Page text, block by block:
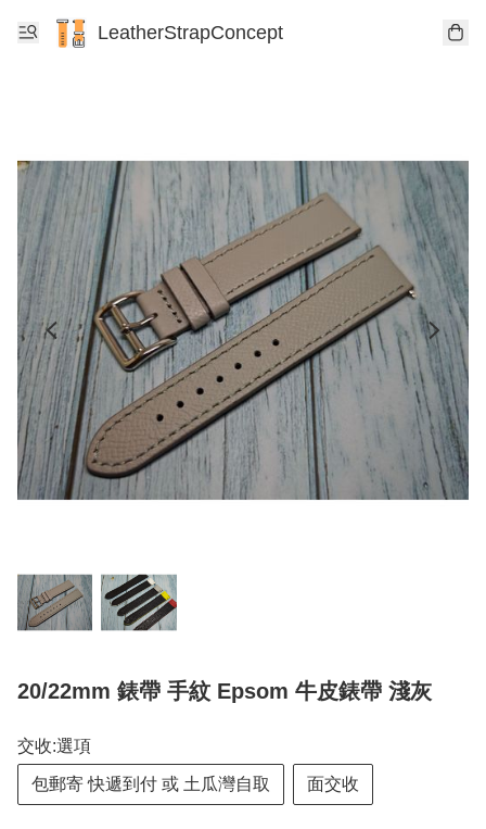
LeatherStrapConcept
20/22mm 錶帶 手紋 Epsom 牛皮錶帶 淺灰
交收:選項
包郵寄 快遞到付 或 土瓜灣自取 面交收